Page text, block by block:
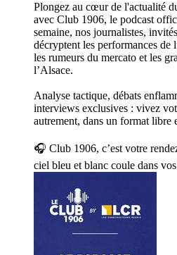
Plongez au cœur de l'actualité
avec Club 1906, le podcast
semaine, nos journalistes,
décryptent les performances de
les rumeurs du mercato et les
l’Alsace.
Analyse tactique, débats
interviews exclusives : vivez
autrement, dans un format libre
🎧 Club 1906, c’est votre
ciel bleu et blanc coule dans